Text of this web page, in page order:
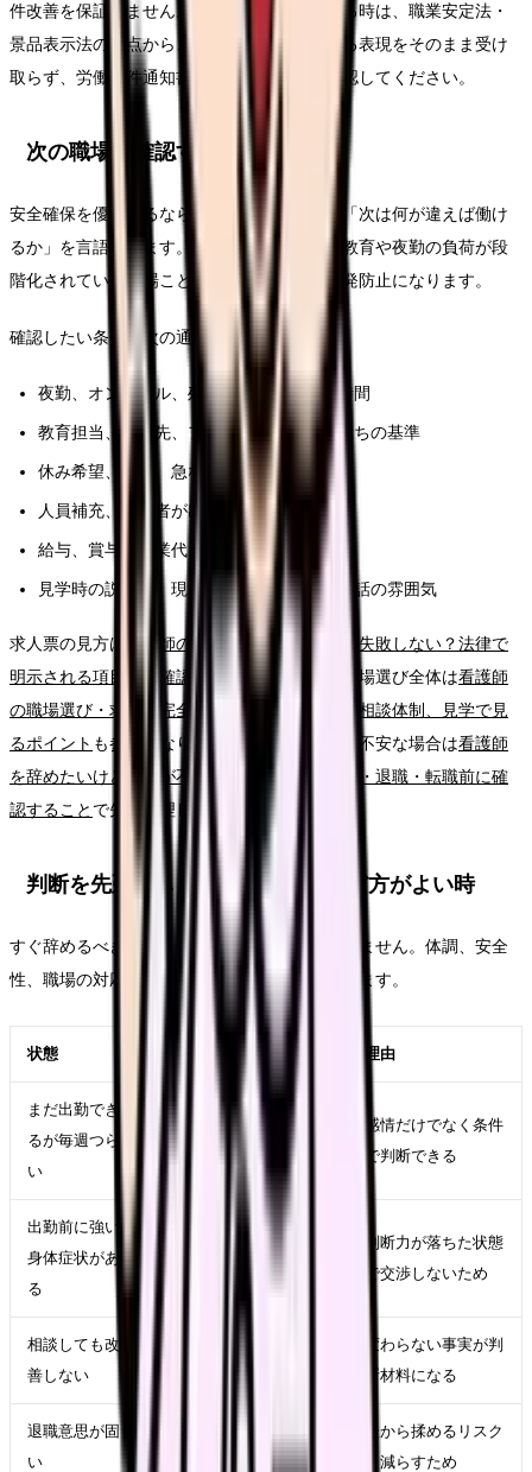
件改善を保証しません。求人票や紹介文を見る時は、職業安定法・
景品表示法の観点から、断定的に有利に見える表現をそのまま受け
取らず、労働条件通知書や面接で具体的に確認してください。
次の職場で確認する条件
安全確保を優先するなら、求人票を見る前に「次は何が違えば働け
るか」を言語化します。相談先が複数ある、教育や夜勤の負荷が段
階化されている職場ことが、このテーマの再発防止になります。
確認したい条件は次の通りです。
夜勤、オンコール、残業、前残業、記録時間
教育担当、相談先、フォロー期間、独り立ちの基準
休み希望、有休、急な休みへの対応
人員補充、退職者が出た時の業務分担
給与、賞与、残業代、昇給、各種手当
見学時の説明と、現場スタッフの表情や会話の雰囲気
求人票の見方は
看護師の求人票、どこを見れば失敗しない？法律で
明示される項目から確認する読み方ガイド
、職場選び全体は看護師
の職場選び・求人票完全ガイド。条件、教育、相談体制、見学で見
るポイント も参考になります。給与や生活費が不安な場合は看護師
を辞めたいけどお金が不安な時の考え方｜休職・退職・転職前に確
認すること で先に整理してください。
判断を先延ばししてよい時・急いだ方がよい時
すぐ辞めるべきかは、テーマ名だけでは決まりません。体調、安全
性、職場の対応、生活費、次の選択肢で変わります。
状態 近い対応 理由
まだ出勤でき
るが毎週つら
い
記録、相談、求人比較
を並行する
感情だけでなく条件
で判断できる
出勤前に強い
身体症状があ
る
先を優先する
判断力が落ちた状態
で交渉しないため
相談しても改
善しない
在職転職や退職準備を
変わらない事実が判
断材料になる
退職意思が固
い
退職日、有休、引き継
ぎ、書面記録を整える
後から揉めるリスク
を減らすため